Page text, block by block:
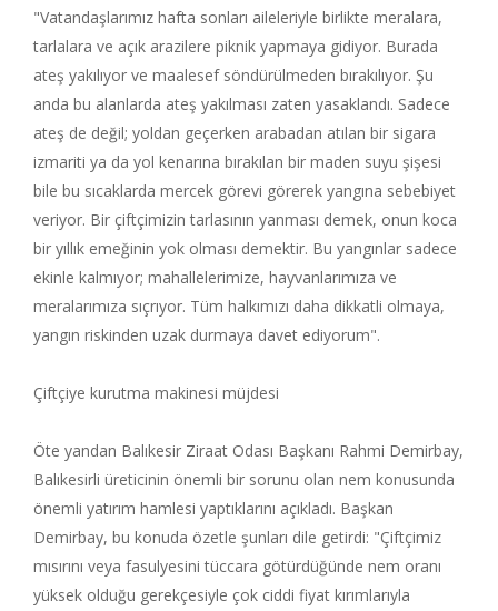
"Vatandaşlarımız hafta sonları aileleriyle birlikte meralara,
tarlalara ve açık arazilere piknik yapmaya gidiyor. Burada
ateş yakılıyor ve maalesef söndürülmeden bırakılıyor. Şu
anda bu alanlarda ateş yakılması zaten yasaklandı. Sadece
ateş de değil; yoldan geçerken arabadan atılan bir sigara
izmariti ya da yol kenarına bırakılan bir maden suyu şişesi
bile bu sıcaklarda mercek görevi görerek yangına sebebiyet
veriyor. Bir çiftçimizin tarlasının yanması demek, onun koca
bir yıllık emeğinin yok olması demektir. Bu yangınlar sadece
ekinle kalmıyor; mahallelerimize, hayvanlarımıza ve
meralarımıza sıçrıyor. Tüm halkımızı daha dikkatli olmaya,
yangın riskinden uzak durmaya davet ediyorum".
Çiftçiye kurutma makinesi müjdesi
Öte yandan Balıkesir Ziraat Odası Başkanı Rahmi Demirbay,
Balıkesirli üreticinin önemli bir sorunu olan nem konusunda
önemli yatırım hamlesi yaptıklarını açıkladı. Başkan
Demirbay, bu konuda özetle şunları dile getirdi: "Çiftçimiz
mısırını veya fasulyesini tüccara götürdüğünde nem oranı
yüksek olduğu gerekçesiyle çok ciddi fiyat kırımlarıyla